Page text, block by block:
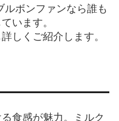
ルボンファンなら誰も
います。
しくご紹介します。
食感が魅力。ミルク